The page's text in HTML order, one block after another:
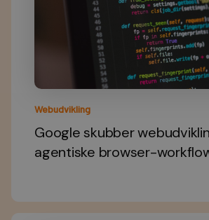
Webudvikling
Google skubber
agentiske browser-